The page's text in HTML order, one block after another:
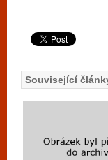
Související